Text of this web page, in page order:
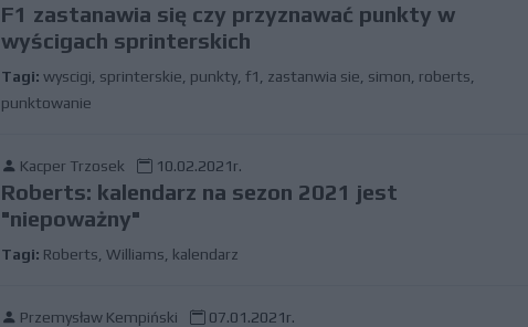
F1 zastanawia się czy przyznawać punkty w
wyścigach sprinterskich
Tagi: wyscigi sprinterskie punkty f1 zastanwia sie simon roberts
punktowanie
Kacper Trzosek 10.02.2021r.
Roberts: kalendarz na sezon 2021 jest
"niepoważny"
Tagi: Roberts Williams kalendarz
Przemysław Kempiński 07.01.2021r.